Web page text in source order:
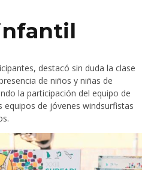
destacó sin duda la clase
de niños y niñas de
la participación del equipo de
equipos de jóvenes windsurfistas